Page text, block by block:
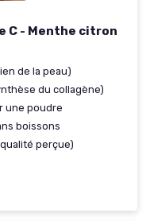
C - Menthe citron
de la peau)
du collagène)
une poudre
boissons
perçue)